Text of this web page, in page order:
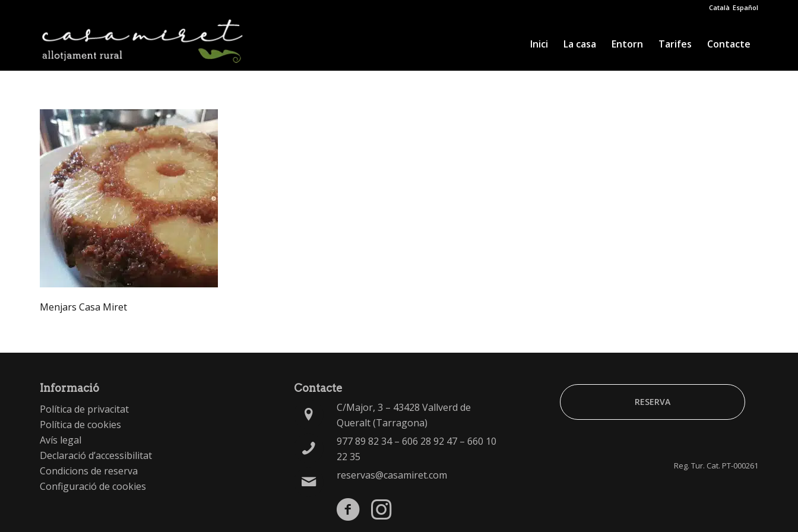
Català Español
Inici La casa Entorn Tarifes Contacte
Menjars Casa Miret
Informació
Política de privacitat
Política de cookies
Avís legal
Declaració d’accessibilitat
Condicions de reserva
Configuració de cookies
Contacte
C/Major, 3 – 43428 Vallverd de
Queralt (Tarragona)
977 89 82 34– 606 28 92 47– 660 10
22 35
reservas@casamiret.com
RESERVA
Reg. Tur. Cat. PT-000261